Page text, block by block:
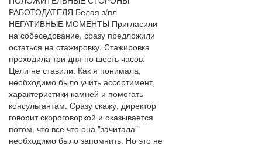
РАБОТОДАТЕЛЯ Белая з/пл
НЕГАТИВНЫЕ МОМЕНТЫ Пригласили
на собеседование, сразу предложили
остаться на стажировку. Стажировка
проходила три дня по шесть часов.
Цели не ставили. Как я понимала,
необходимо было учить ассортимент,
характеристики камней и помогать
консультантам. Сразу скажу, директор
говорит скороговоркой и оказывается
потом, что все что она "зачитала"
необходимо было запомнить. Но это не